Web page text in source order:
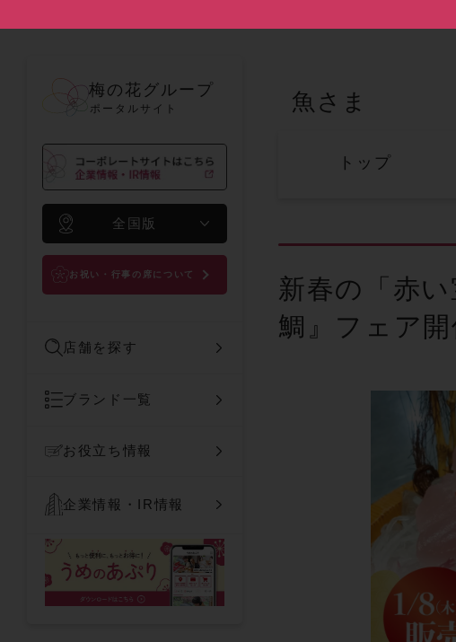
梅の花グループ
ポータルサイト
全国版
お祝い・行事の席について
店舗を探す
ブランド一覧
お役立ち情報
企業情報・IR情報
魚さま
トップ
新春の「赤
鯛』フェア